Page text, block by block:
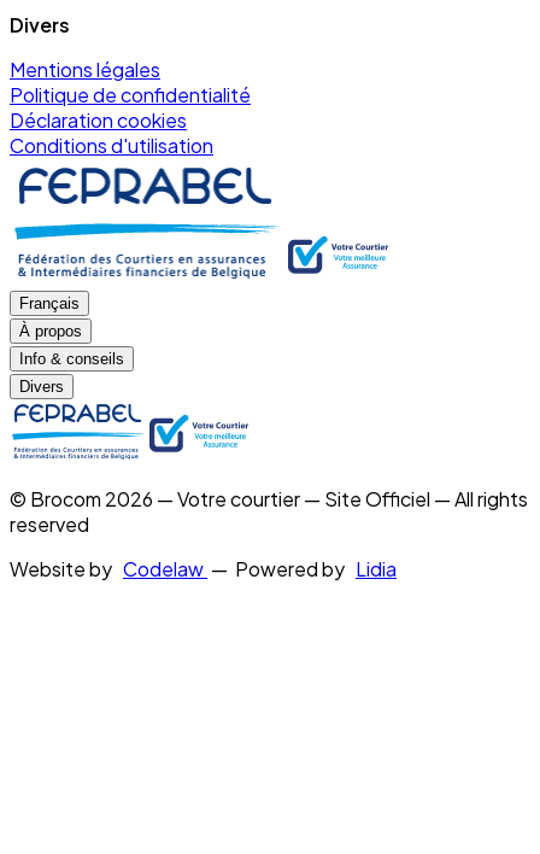
Divers
Mentions légales
Politique de confidentialité
Déclaration cookies
Conditions d'utilisation
Français
À propos
Info & conseils
Divers
© Brocom 2026 — Votre courtier — Site Officiel — All rights
reserved
Website by Codelaw — Powered by Lidia